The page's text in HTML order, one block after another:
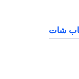
شات